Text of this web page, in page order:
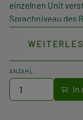
einzelnen Unit
Sprachniveau des
VocabBooster und
Lernenden fit für
Wortschatz.
ANZAHL